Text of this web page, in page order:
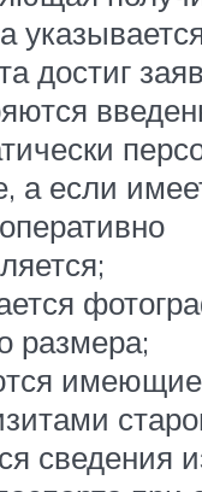
достиг
а если
размера;
сведения